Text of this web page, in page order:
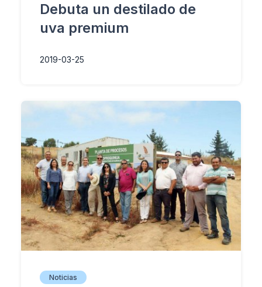
Debuta un destilado de
uva premium
2019-03-25
Noticias